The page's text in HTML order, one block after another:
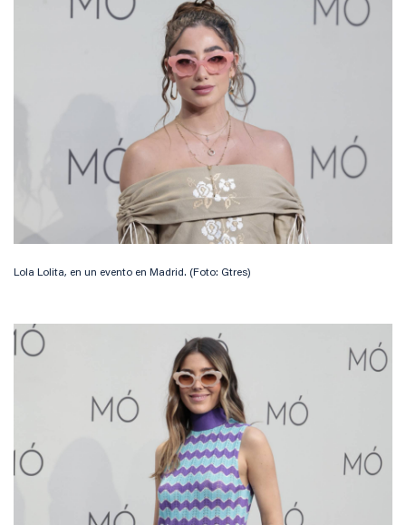
Lola Lolita, en un evento en Madrid. (Foto: Gtres)